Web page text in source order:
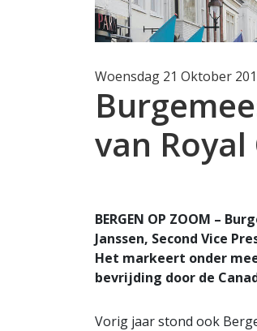
Woensdag 21 Oktober
van
BERGEN OP ZOOM –
Janssen, Second Vice
Het markeert onder
bevrijding door de
Vorig jaar stond ook